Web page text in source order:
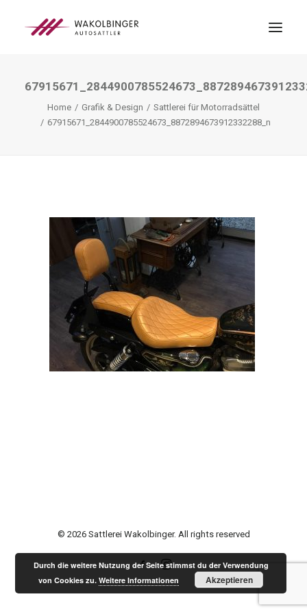
ÜBER UNS
LEISTUNGEN
Home Grafik & Design
Sattlerei für Motorradsättel
67915671_2844900785524673_8872894673912332288_n
© 2026 Sattlerei Wakolbinger. All rights reserved
Durch die weitere Nutzung der Seite stimmst du der Verwendung
von Cookies zu.Weitere Informationen Akzeptieren